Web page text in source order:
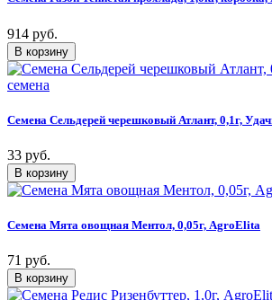
914 руб.
Семена Сельдерей черешковый Атлант, 0,1г,
33 руб.
Семена Мята овощная Ментол, 0,05г, AgroElita
71 руб.